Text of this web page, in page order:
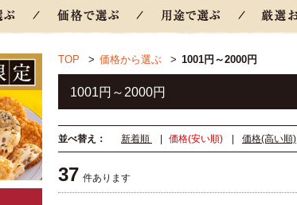
TOP > 価格から選ぶ > 1001円～2000円
1001円～2000円
並べ替え： 新着順 価格(安い順) 価格(高い順)
37 件あります